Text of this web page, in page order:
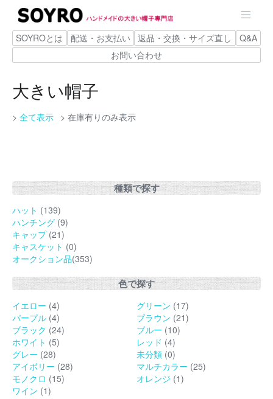
SOYROとは 配送・お支払い 返品・交換・サイズ直し
Q&A
お問い合わせ
大きい帽子
全て表示 在庫有りのみ表示
種類で探す
ハット (139)
ハンチング (9)
キャップ(21)
キャスケット (0)
オークション品(353)
色で探す
イエロー (4) グリーン (17)
パープル (4) ブラウン (21)
ブラック (24) ブルー (10)
ホワイト (5) レッド (4)
グレー (28) 未分類 (0)
アイボリー (28) マルチカラー (25)
モノクロ (15) オレンジ (1)
ワイン (1)